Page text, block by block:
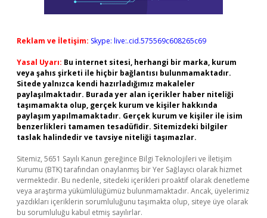
Reklam ve İletişim: Skype: live:.cid.575569c608265c69
Yasal Uyarı: Bu internet sitesi, herhangi bir marka, kurum
veya şahıs şirketi ile hiçbir bağlantısı bulunmamaktadır.
Sitede yalnızca kendi hazırladığımız makaleler
paylaşılmaktadır. Burada yer alan içerikler haber niteliği
taşımamakta olup, gerçek kurum ve kişiler hakkında
paylaşım yapılmamaktadır. Gerçek kurum ve kişiler ile isim
benzerlikleri tamamen tesadüfidir. Sitemizdeki bilgiler
taslak halindedir ve tavsiye niteliği taşımazlar.
Sitemiz, 5651 Sayılı Kanun gereğince Bilgi Teknolojileri ve İletişim
Kurumu (BTK) tarafından onaylanmış bir Yer Sağlayıcı olarak hizmet
vermektedir. Bu nedenle, sitedeki içerikleri proaktif olarak denetleme
veya araştırma yükümlülüğümüz bulunmamaktadır. Ancak, üyelerimiz
yazdıkları içeriklerin sorumluluğunu taşımakta olup, siteye üye olarak
bu sorumluluğu kabul etmiş sayılırlar.